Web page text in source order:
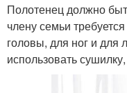
Полотенец должно
члену семьи
головы, для ног и
использовать